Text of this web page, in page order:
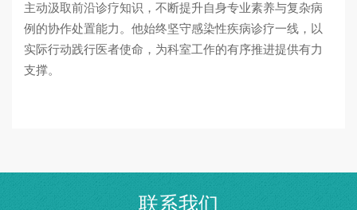
主动汲取前沿诊疗知识，不断提升自身专业素养与复杂病
例的协作处置能力。他始终坚守感染性疾病诊疗一线，以
实际行动践行医者使命，为科室工作的有序推进提供有力
支撑。
联系我们